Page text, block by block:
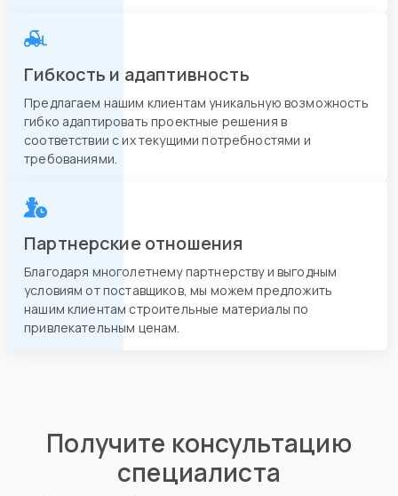
Гибкость и адаптивность
Предлагаем нашим клиентам уникальную возможность
гибко адаптировать проектные решения в
соответствии с их текущими потребностями и
требованиями.
Партнерские отношения
Благодаря многолетнему партнерству и выгодным
условиям от поставщиков, мы можем предложить
нашим клиентам строительные материалы по
привлекательным ценам.
Получите консультацию
специалиста